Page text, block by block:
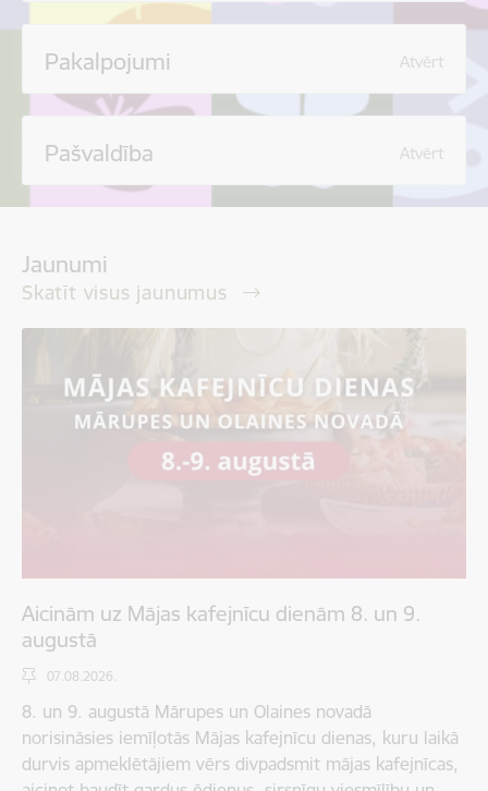
Pakalpojumi Atvērt
Pašvaldība Atvērt
Jaunumi
Skatīt visus jaunumus
Aicinām uz Mājas kafejnīcu dienām 8. un 9.
augustā
07.08.2026.
8. un 9. augustā Mārupes un Olaines novadā
norisināsies iemīļotās Mājas kafejnīcu dienas, kuru laikā
durvis apmeklētājiem vērs divpadsmit mājas kafejnīcas,